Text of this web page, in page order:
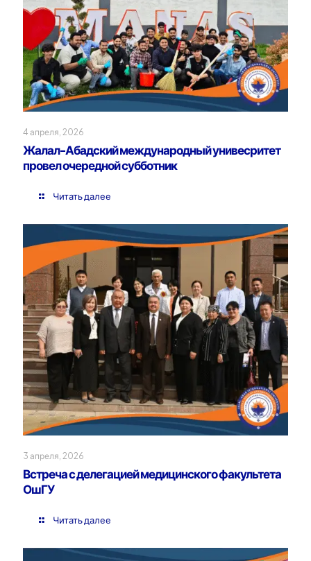
4 апреля, 2026
Жалал-Абадский международный унивесритет
провел очередной субботник
Читать далее
3 апреля, 2026
Встреча с делегацией медицинского факультета
ОшГУ
Читать далее